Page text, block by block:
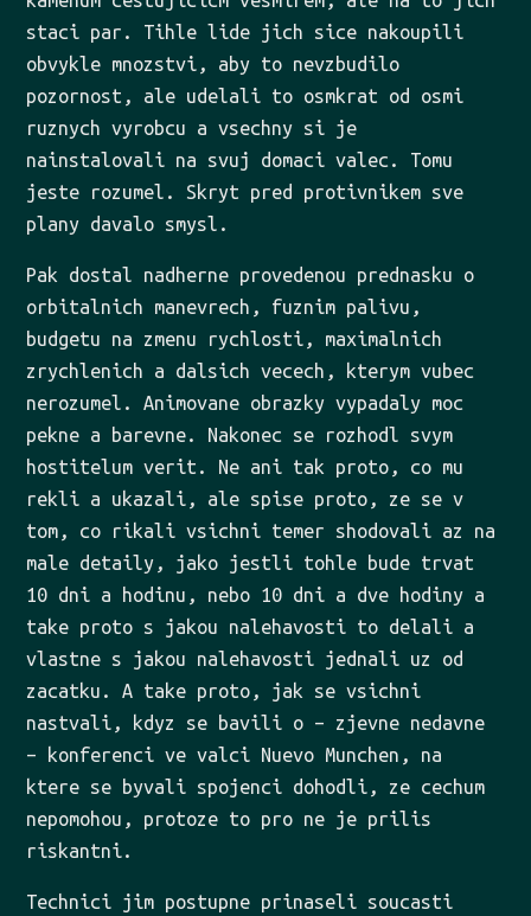
staci par. Tihle lide jich sice nakoupili
obvykle mnozstvi, aby to nevzbudilo
pozornost, ale udelali to osmkrat od osmi
ruznych vyrobcu a vsechny si je
nainstalovali na svuj domaci valec. Tomu
jeste rozumel. Skryt pred protivnikem sve
plany davalo smysl.
Pak dostal nadherne provedenou prednasku o
orbitalnich manevrech, fuznim palivu,
budgetu na zmenu rychlosti, maximalnich
zrychlenich a dalsich vecech, kterym vubec
nerozumel. Animovane obrazky vypadaly moc
pekne a barevne. Nakonec se rozhodl svym
hostitelum verit. Ne ani tak proto, co mu
rekli a ukazali, ale spise proto, ze se v
tom, co rikali vsichni temer shodovali az na
male detaily, jako jestli tohle bude trvat
10 dni a hodinu, nebo 10 dni a dve hodiny a
take proto s jakou nalehavosti to delali a
vlastne s jakou nalehavosti jednali uz od
zacatku. A take proto, jak se vsichni
nastvali, kdyz se bavili o – zjevne nedavne
– konferenci ve valci Nuevo Munchen, na
ktere se byvali spojenci dohodli, ze cechum
nepomohou, protoze to pro ne je prilis
riskantni.
Technici jim postupne prinaseli soucasti